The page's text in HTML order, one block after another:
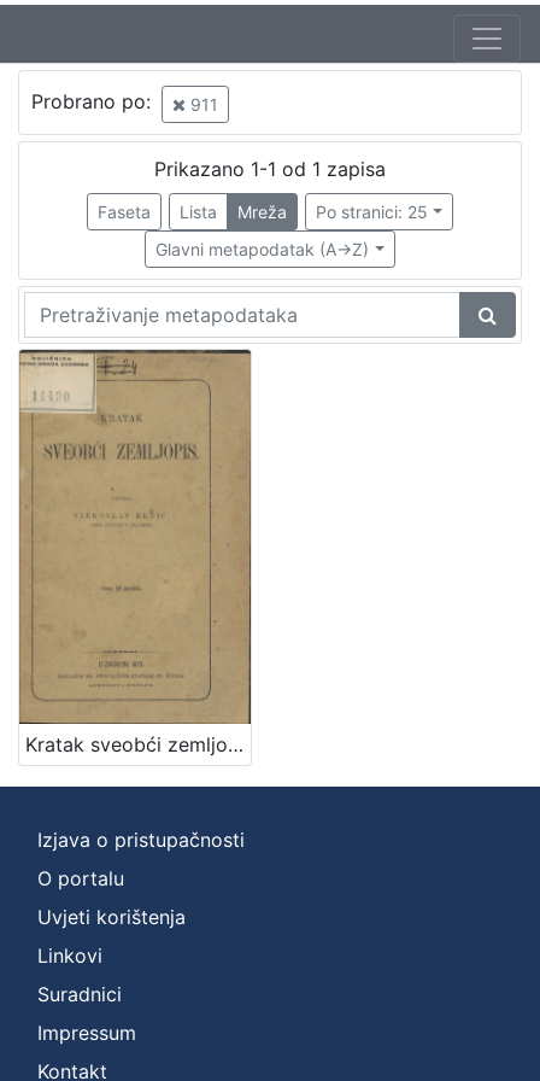
Probrano po: 911
Prikazano 1-1 od 1 zapisa
Faseta Lista Mreža
Po stranici: 25
Glavni metapodatak (A->Z)
Kratak sveobći zemljopis / napisao Vjekoslav Klaić
Izjava o pristupačnosti
O portalu
Uvjeti korištenja
Linkovi
Suradnici
Impressum
Kontakt